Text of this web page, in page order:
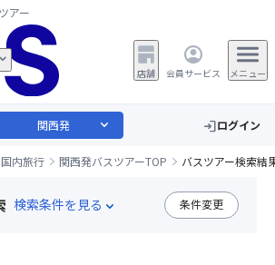
アー
店舗 会員サービス メニュー
関西発 expand_more loginログイン
国内旅行 関西発バスツアーTOP バスツアー検索結
expand_more 条件変更